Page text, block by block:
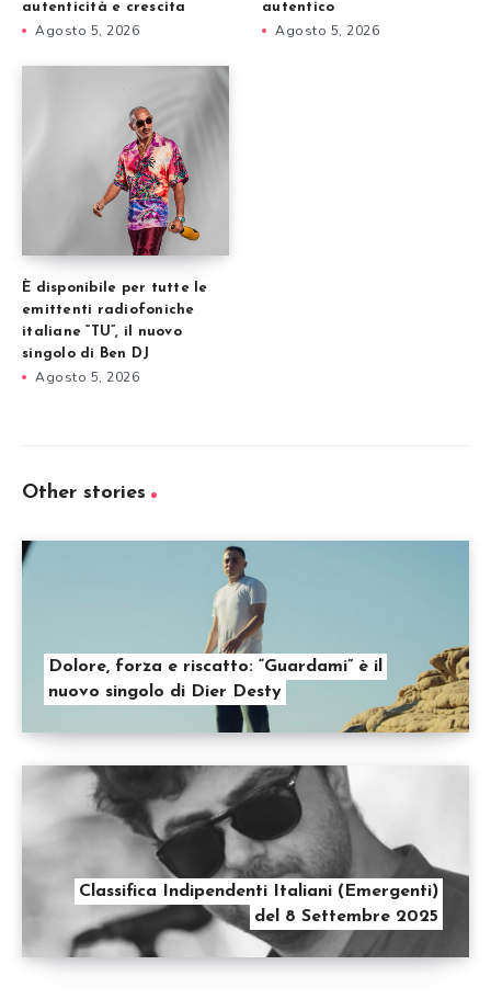
autenticità e crescita
Agosto 5, 2026
autentico
Agosto 5, 2026
È disponibile per tutte le
emittenti radiofoniche
italiane “TU”, il nuovo
singolo di Ben DJ
Agosto 5, 2026
Other stories
Dolore, forza e riscatto: “Guardami” è il
nuovo singolo di Dier Desty
Classifica Indipendenti Italiani (Emergenti)
del 8 Settembre 2025